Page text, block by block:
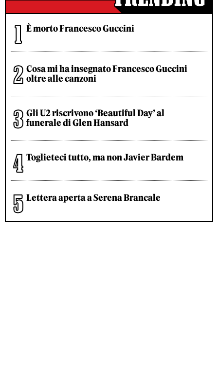
È morto Francesco Guccini
Cosa mi ha insegnato Francesco Guccini
oltre alle canzoni
Gli U2 riscrivono ‘Beautiful Day’ al
funerale di Glen Hansard
Toglieteci tutto, ma non Javier Bardem
Lettera aperta a Serena Brancale